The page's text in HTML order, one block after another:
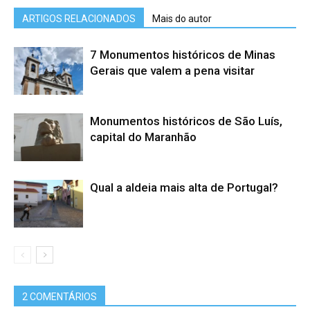
ARTIGOS RELACIONADOS Mais do autor
7 Monumentos históricos de Minas
Gerais que valem a pena visitar
Monumentos históricos de São Luís,
capital do Maranhão
Qual a aldeia mais alta de Portugal?
2 COMENTÁRIOS